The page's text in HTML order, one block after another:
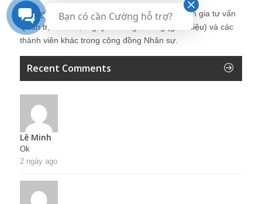
Những bài viết tại blog được chia sẻ bởi chuyên gia tư vấn
Quản trị Nhân sự Nguyễn Hùng Cường (
giới thiệu) và các
thành viên khác trong cộng đồng Nhân sự.
Recent Comments
Lê Minh
Ok
2 ngày ago
Bạn có cần Cường hỗ trợ?